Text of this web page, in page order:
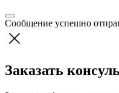
Сообщение успешно
Заказать